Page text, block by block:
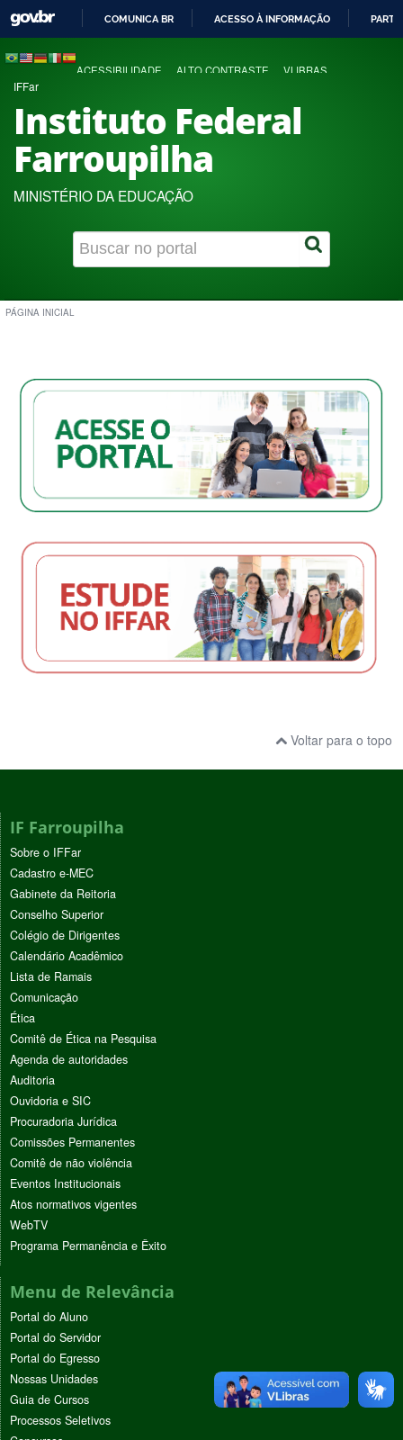
COMUNICA BR ACESSO À INFORMAÇÃO
ACESSIBILIDADE ALTO CONTRASTE VLIBRAS
IFFar
Instituto Federal
Farroupilha
MINISTÉRIO DA EDUCAÇÃO
PÁGINA INICIAL
Voltar para o topo
IF Farroupilha
Sobre o IFFar
Cadastro e-MEC
Gabinete da Reitoria
Conselho Superior
Colégio de Dirigentes
Calendário Acadêmico
Lista de Ramais
Comunicação
Ética
Comitê de Ética na Pesquisa
Agenda de autoridades
Auditoria
Ouvidoria e SIC
Procuradoria Jurídica
Comissões Permanentes
Comitê de não violência
Eventos Institucionais
Atos normativos vigentes
WebTV
Programa Permanência e Êxito
Menu de Relevância
Portal do Aluno
Portal do Servidor
Portal do Egresso
Nossas Unidades
Guia de Cursos
Processos Seletivos